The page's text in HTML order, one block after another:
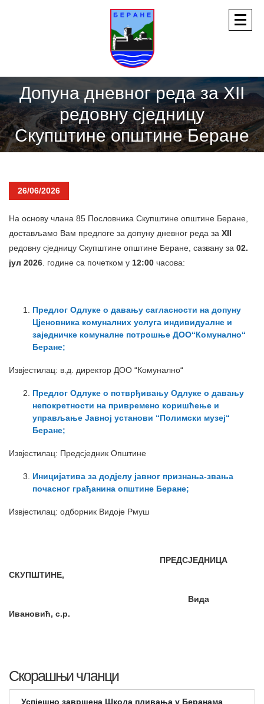
Допуна дневног реда за XII
редовну сједницу
Скупштине општине Беране
26/06/2026
На основу члана 85 Пословника Скупштине општине Беране,
достављамо Вам предлоге за допуну дневног реда за XII
редовну сједницу Скупштине општине Беране, сазвану за 02.
јул 2026. године са почетком у 12:00 часова:
Предлог Одлуке о давању сагласности на допуну
Цјеновника комуналних услуга индивидуалне и
заједничке комуналне потрошње ДОО“Комунално“
Беране;
Извјестилац: в.д. директор ДОО “Комунално“
Предлог Одлуке о потврђивању Одлуке о давању
непокретности на привремено коришћење и
управљање Јавној установи “Полимски музеј“
Беране;
Извјестилац: Предсједник Општине
Иницијатива за додјелу јавног признања-звања
почасног грађанина општине Беране;
Извјестилац: одборник Видоје Рмуш
ПРЕДСЈЕДНИЦА
СКУПШТИНЕ,
Видa
Ивановић, с.р.
Скорашњи чланци
Успјешно завршена Школа пливања у Беранама